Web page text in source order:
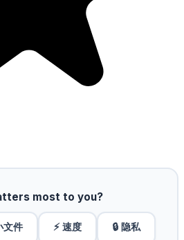
most to you?
文件 ⚡ 速度 🔒 隐私